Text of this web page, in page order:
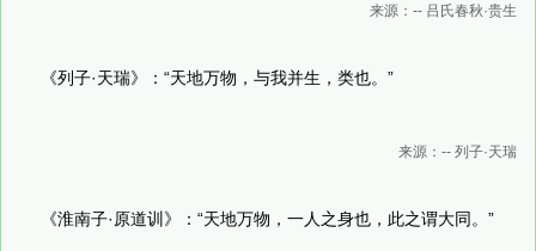
来源：-- 吕氏春秋·贵生
《列子·天瑞》：“天地万物，与我并生，类也。”
来源：-- 列子·天瑞
《淮南子·原道训》：“天地万物，一人之身也，此之谓大同。”